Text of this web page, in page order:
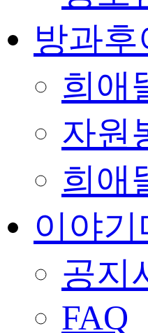
방과후
희애
자원
희애
이야
공지
FAQ